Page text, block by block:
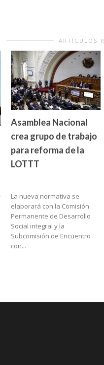
ARTÍCULOS
Asamblea Nacional
crea grupo de trabajo
para reforma de la
LOTTT
La nueva normativa se
elaborará con la Comisión
Permanente de Desarrollo
Social integral y la
Subcomisión de Encuentro
con...